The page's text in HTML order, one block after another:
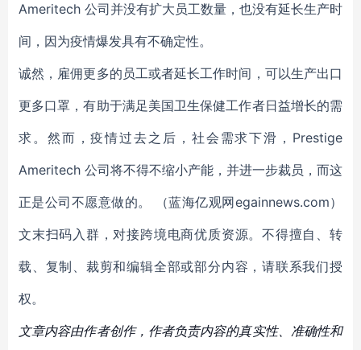
Ameritech 公司并没有扩大员工数量，也没有延长生产时
间，因为疫情爆发具有不确定性。
诚然，雇佣更多的员工或者延长工作时间，可以生产出口
更多口罩，有助于满足美国卫生保健工作者日益增长的需
求。然而，疫情过去之后，社会需求下滑，Prestige
Ameritech 公司将不得不缩小产能，并进一步裁员，而这
正是公司不愿意做的。 （蓝海亿观网egainnews.com）
文末扫码入群，对接跨境电商优质资源。不得擅自、转
载、复制、裁剪和编辑全部或部分内容，请联系我们授
权。
文章内容由作者创作，作者负责内容的真实性、准确性和